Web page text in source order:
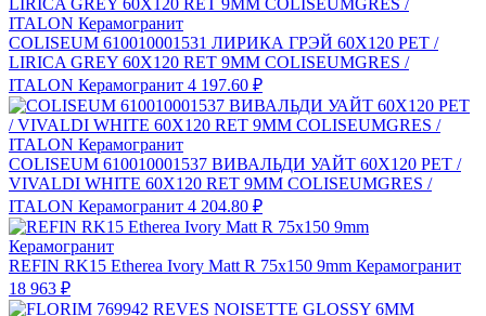
COLISEUM 610010001531 ЛИРИКА ГРЭЙ 60X120 РЕТ /
LIRICA GREY 60X120 RET 9MM COLISEUMGRES /
ITALON Керамогранит 4 197.60 ₽
COLISEUM 610010001537 ВИВАЛЬДИ УАЙТ 60X120 РЕТ /
VIVALDI WHITE 60X120 RET 9MM COLISEUMGRES /
ITALON Керамогранит 4 204.80 ₽
REFIN RK15 Etherea Ivory Matt R 75x150 9mm Керамогранит
18 963 ₽